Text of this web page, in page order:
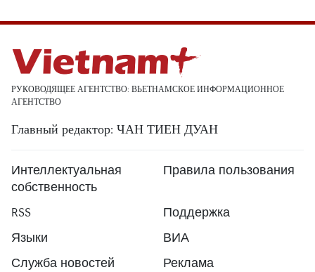
РУКОВОДЯЩЕЕ АГЕНТСТВО: ВЬЕТНАМСКОЕ ИНФОРМАЦИОННОЕ
АГЕНТСТВО
Главный редактор: ЧАН ТИЕН ДУАН
Интеллектуальная
собственность
Правила пользования
RSS
Поддержка
Языки
ВИА
Служба новостей
Реклама